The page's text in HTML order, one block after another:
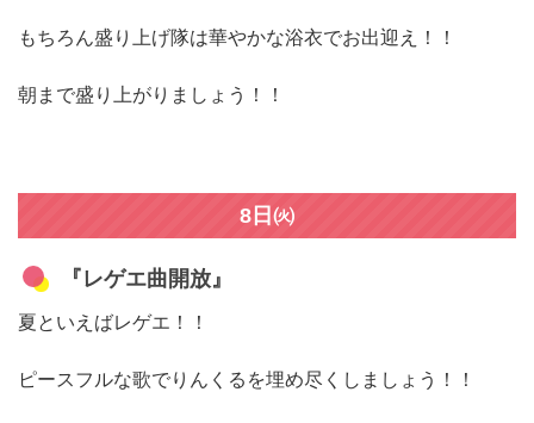
もちろん盛り上げ隊は華やかな浴衣でお出迎え！！
朝まで盛り上がりましょう！！
8日㈫
『レゲエ曲開放』
夏といえばレゲエ！！
ピースフルな歌でりんくるを埋め尽くしましょう！！